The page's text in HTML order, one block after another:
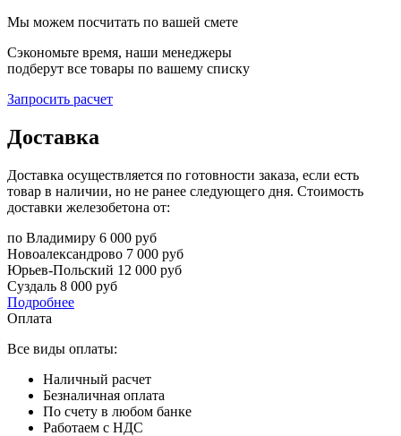
Мы можем посчитать по вашей смете
Сэкономьте время, наши менеджеры
подберут все товары по вашему списку
Запросить расчет
Доставка
Доставка осуществляется по готовности заказа, если есть
товар в наличии, но не ранее следующего дня. Стоимость
доставки железобетона от:
по Владимиру 6 000 руб
Новоалександрово 7 000 руб
Юрьев-Польский 12 000 руб
Суздаль 8 000 руб
Подробнее
Оплата
Все виды оплаты:
Наличный расчет
Безналичная оплата
По счету в любом банке
Работаем с НДС